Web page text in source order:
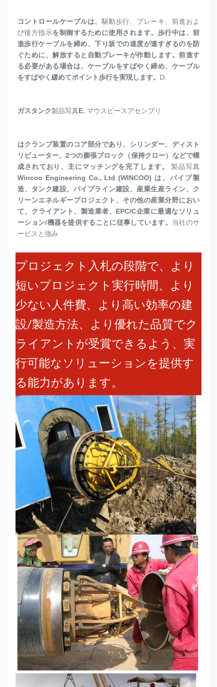
コントロールケーブルは、 駆動歩行、ブレーキ、前進およ
び後方指示を制御するために使用されます。歩行中は、前
進歩行ケーブルを締め、下り坂での速度が速すぎるのを防
ぐために、解放すると自動ブレーキが作動します。前進す
る必要がある場合は、ケーブルをすばやく締め、ケーブル
をすばやく緩めてポイント歩行を実現します。 D.
ガスタンク製品写真E. マウスピースアセンブリ
はクランプ装置のコア部分であり、シリンダー、ディスト
リビューター、2つの膨張ブロック（保持クロー）などで構
成されており、主にマッチングを完了します。
製品写真
Wincoo Engineering Co., Ltd (WINCOO) は、パイプ製
造、タンク建設、パイプライン建設、産業生産ライン、ク
リーンエネルギープロジェクト、その他の産業分野におい
て、クライアント、製造業者、EPC/C企業に最適なソリュ
ーション/機器を提供することに従事しています。 当社のサ
ービスと強み
プロジェクト入札の段階で、より
短いプロジェクト実行時間、より
少ない人件費、より高い効率の建
設/製造方法、より優れた品質でク
ライアントが受賞できるよう、実
行可能なソリューションを提供す
る能力があります。